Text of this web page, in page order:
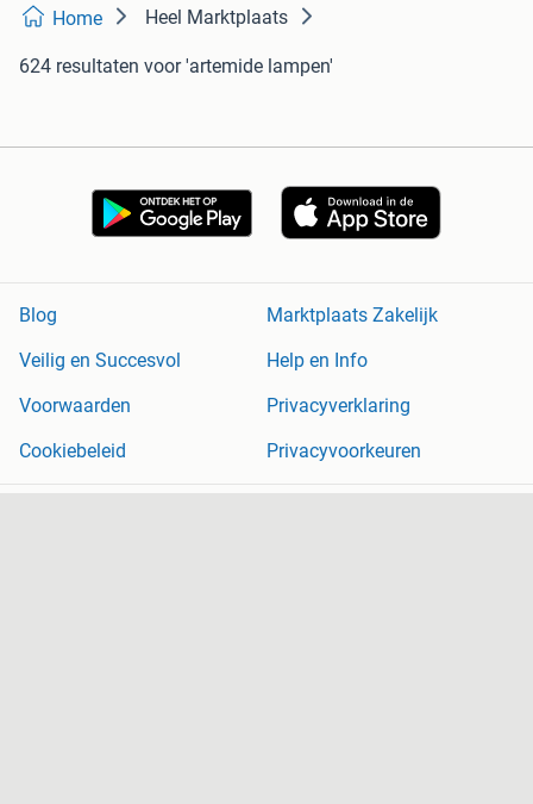
Home Heel Marktplaats
624 resultaten voor 'artemide lampen'
Blog
Marktplaats Zakelijk
Veilig en Succesvol
Help en Info
Voorwaarden
Privacyverklaring
Cookiebeleid
Privacyvoorkeuren